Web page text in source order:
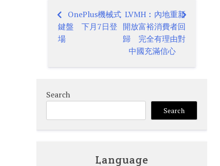
Post
navigation
OnePlus機械式
鍵盤 下月7日登
場
LVMH︰內地重新
開放富裕消費者回
歸 完全有理由對
中國充滿信心
Search
Search
Language